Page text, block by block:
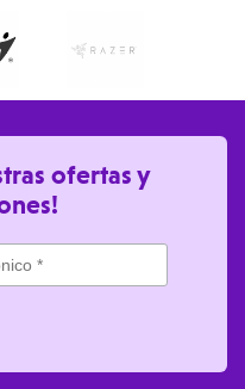
ofertas y